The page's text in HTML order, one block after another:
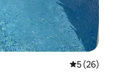
レビュー
5 (26)